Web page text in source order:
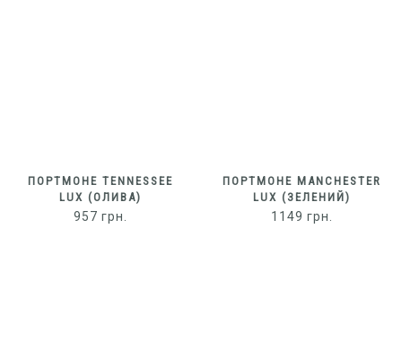
ПОРТМОНЕ TENNESSEE
LUX (ОЛИВА)
957 грн.
ПОРТМОНЕ MANCHESTER
LUX (ЗЕЛЕНИЙ)
1149 грн.